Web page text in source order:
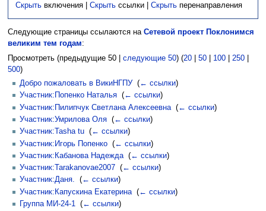
Скрыть включения |Скрыть ссылки |Скрыть перенаправления
Следующие страницы ссылаются на Сетевой проект Поклонимся
великим тем годам:
Просмотреть (предыдущие 50 | следующие 50) (20| 50| 100| 250|
500)
Добро пожаловать в ВикиНГПУ (← ссылки)
Участник:Попенко Наталья (← ссылки)
Участник:Пилипчук Светлана Алексеевна (← ссылки)
Участник:Умрилова Оля (← ссылки)
Участник:Tasha tu (← ссылки)
Участник:Игорь Попенко (← ссылки)
Участник:Кабанова Надежда (← ссылки)
Участник:Tarakanovae2007 (← ссылки)
Участник:Даня.
(← ссылки)
Участник:Капускина Екатерина (← ссылки)
Группа МИ-24-1 (← ссылки)